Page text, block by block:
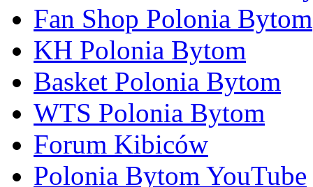
Fan Shop Polonia Bytom
KH Polonia Bytom
Basket Polonia Bytom
WTS Polonia Bytom
Forum Kibiców
Polonia Bytom YouTube